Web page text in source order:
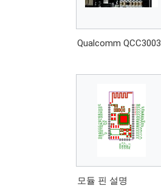
Qualcomm QCC3003
모듈 핀 설명